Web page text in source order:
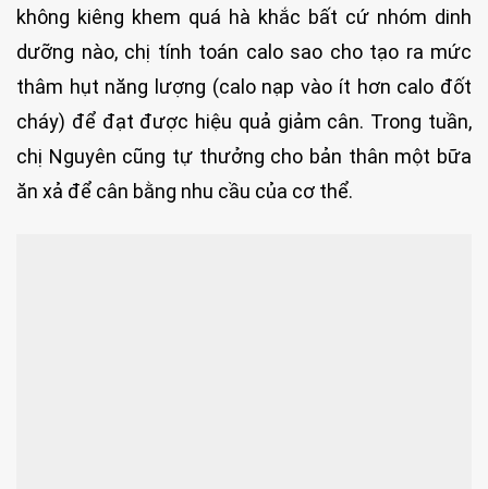
không kiêng khem quá hà khắc bất cứ nhóm dinh
dưỡng nào, chị tính toán calo sao cho tạo ra mức
thâm hụt năng lượng (calo nạp vào ít hơn calo đốt
cháy) để đạt được hiệu quả giảm cân. Trong tuần,
chị Nguyên cũng tự thưởng cho bản thân một bữa
ăn xả để cân bằng nhu cầu của cơ thể.